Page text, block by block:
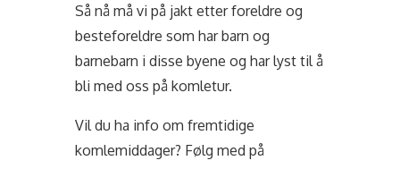
Så nå må vi på jakt etter foreldre og
besteforeldre som har barn og
barnebarn i disse byene og har lyst til å
bli med oss på komletur.
Vil du ha info om fremtidige
komlemiddager? Følg med på